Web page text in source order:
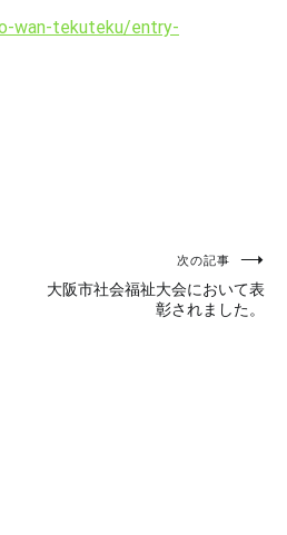
wan-tekuteku/entry-
次の記事
大阪市社会福祉大会において表
彰されました。